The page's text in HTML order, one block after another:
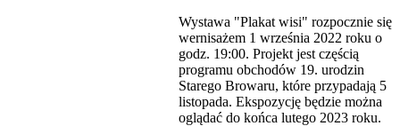
Wystawa "Plakat wisi" rozpocznie się
wernisażem 1 września 2022 roku o
godz. 19:00. Projekt jest częścią
programu obchodów 19. urodzin
Starego Browaru, które przypadają 5
listopada. Ekspozycję będzie można
oglądać do końca lutego 2023 roku.